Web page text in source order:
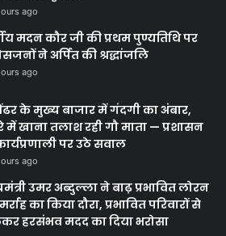
ago
मदन कौर जी की प्रथम पुण्यतिथि पर
ने अर्पित की श्रद्धांजलि
ago
के मुख्य बाजार में गंदगी का अंबार,
खाना तलाश रही गौ माता — प्रशासन
पर उठे सवाल
ago
उमर अब्दुल्ला ने बाढ़ प्रभावित लोरन
का किया दौरा, प्रभावित परिवारों से
हरसंभव मदद का दिया भरोसा